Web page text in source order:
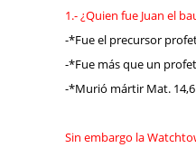
1.- ¿Quien fue Juan el
-*Fue el precursor
-*Fue más que un
-*Murió mártir Mat. 14,6
Sin embargo la